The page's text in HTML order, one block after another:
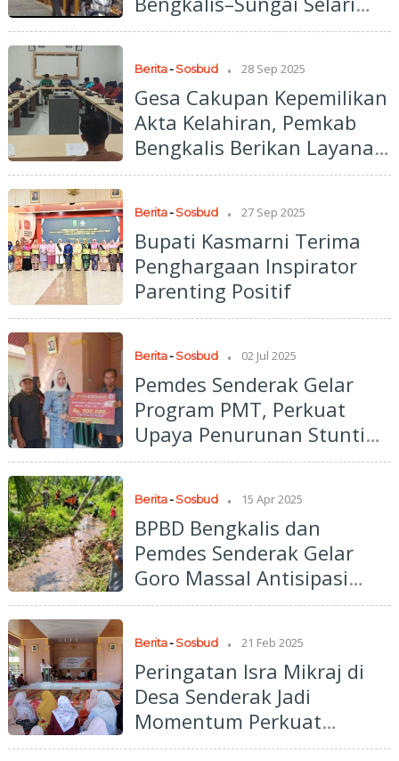
Hanya Layani Dua Kapal
Berita-Sosbud . 28 Sep 2025
Gesa Cakupan Kepemilikan
Akta Kelahiran, Pemkab
Bengkalis Berikan Layanan
Door To Door
Berita-Sosbud . 27 Sep 2025
Bupati Kasmarni Terima
Penghargaan Inspirator
Parenting Positif
Berita-Sosbud . 02 Jul 2025
Pemdes Senderak Gelar
Program PMT, Perkuat
Upaya Penurunan Stunting
di Tingkat Desa
Berita-Sosbud . 15 Apr 2025
BPBD Bengkalis dan
Pemdes Senderak Gelar
Goro Massal Antisipasi
Banjir di Dusun
Berita-Sosbud . 21 Feb 2025
Peringatan Isra Mikraj di
Desa Senderak Jadi
Momentum Perkuat
Kebersamaan Sambut